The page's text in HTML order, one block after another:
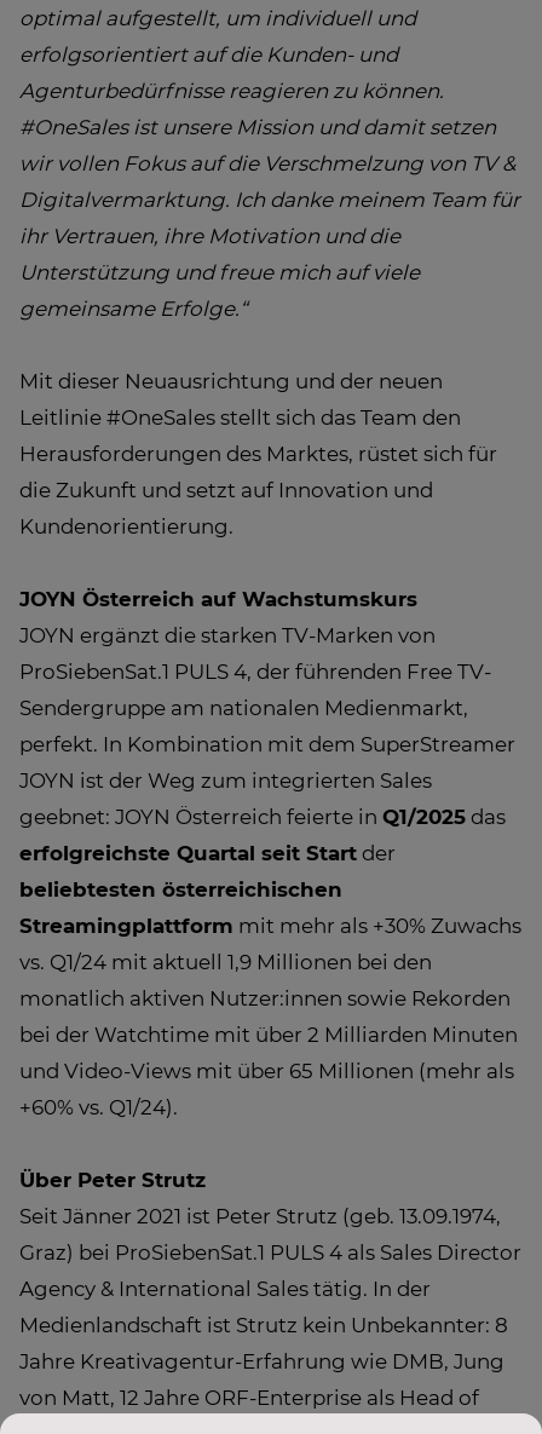
optimal aufgestellt, um individuell und
erfolgsorientiert auf die Kunden- und
Agenturbedürfnisse reagieren zu können.
#OneSales ist unsere Mission und damit setzen
wir vollen Fokus auf die Verschmelzung von TV &
Digitalvermarktung. Ich danke meinem Team für
ihr Vertrauen, ihre Motivation und die
Unterstützung und freue mich auf viele
gemeinsame Erfolge.“
Mit dieser Neuausrichtung und der neuen
Leitlinie #OneSales stellt sich das Team den
Herausforderungen des Marktes, rüstet sich für
die Zukunft und setzt auf Innovation und
Kundenorientierung.
JOYN Österreich auf Wachstumskurs
JOYN ergänzt die starken TV-Marken von
ProSiebenSat.1 PULS 4, der führenden Free TV-
Sendergruppe am nationalen Medienmarkt,
perfekt. In Kombination mit dem SuperStreamer
JOYN ist der Weg zum integrierten Sales
geebnet: JOYN Österreich feierte in Q1/2025 das
erfolgreichste Quartal seit Start der
beliebtesten österreichischen
Streamingplattform mit mehr als +30% Zuwachs
vs. Q1/24 mit aktuell 1,9 Millionen bei den
monatlich aktiven Nutzer:innen sowie Rekorden
bei der Watchtime mit über 2 Milliarden Minuten
und Video-Views mit über 65 Millionen (mehr als
+60% vs. Q1/24).
Über Peter Strutz
Seit Jänner 2021 ist Peter Strutz (geb. 13.09.1974,
Graz) bei ProSiebenSat.1 PULS 4 als Sales Director
Agency & International Sales tätig. In der
Medienlandschaft ist Strutz kein Unbekannter: 8
Jahre Kreativagentur-Erfahrung wie DMB, Jung
von Matt, 12 Jahre ORF-Enterprise als Head of